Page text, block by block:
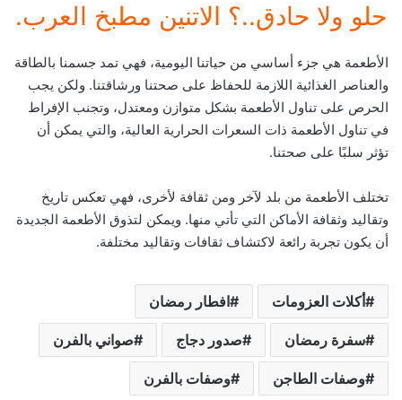
حلو ولا حادق..؟ الاتنين مطبخ العرب.
الأطعمة هي جزء أساسي من حياتنا اليومية، فهي تمد جسمنا بالطاقة
والعناصر الغذائية اللازمة للحفاظ على صحتنا ورشاقتنا. ولكن يجب
الحرص على تناول الأطعمة بشكل متوازن ومعتدل، وتجنب الإفراط
في تناول الأطعمة ذات السعرات الحرارية العالية، والتي يمكن أن
تؤثر سلبًا على صحتنا.
تختلف الأطعمة من بلد لآخر ومن ثقافة لأخرى، فهي تعكس تاريخ
وتقاليد وثقافة الأماكن التي تأتي منها. ويمكن لتذوق الأطعمة الجديدة
أن يكون تجربة رائعة لاكتشاف ثقافات وتقاليد مختلفة.
أكلات العزومات افطار رمضان
سفرة رمضان صدور دجاج صواني بالفرن
وصفات الطاجن وصفات بالفرن